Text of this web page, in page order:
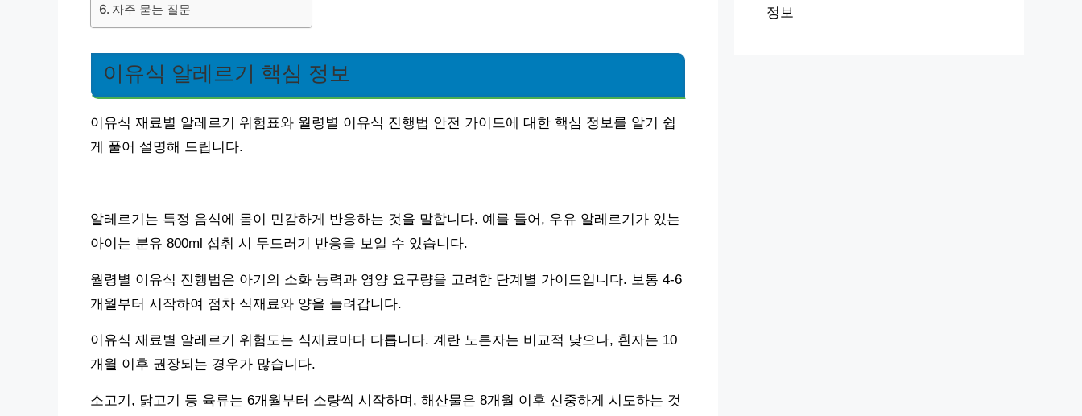
자주 묻는 질문
이유식 알레르기 핵심 정보
이유식 재료별 알레르기 위험표와 월령별 이유식 진행법 안전 가이드에 대한 핵심 정보를 알기 쉽
게 풀어 설명해 드립니다.
알레르기는 특정 음식에 몸이 민감하게 반응하는 것을 말합니다. 예를 들어, 우유 알레르기가 있는
아이는 분유 800ml 섭취 시 두드러기 반응을 보일 수 있습니다.
월령별 이유식 진행법은 아기의 소화 능력과 영양 요구량을 고려한 단계별 가이드입니다. 보통 4-6
개월부터 시작하여 점차 식재료와 양을 늘려갑니다.
이유식 재료별 알레르기 위험도는 식재료마다 다릅니다. 계란 노른자는 비교적 낮으나, 흰자는 10
개월 이후 권장되는 경우가 많습니다.
소고기, 닭고기 등 육류는 6개월부터 소량씩 시작하며, 해산물은 8개월 이후 신중하게 시도하는 것
정보